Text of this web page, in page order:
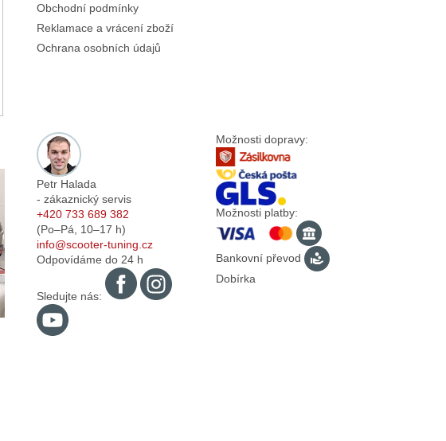
Obchodní podmínky
Reklamace a vrácení zboží
Ochrana osobních údajů
Petr Halada
- zákaznický servis
+420 733 689 382
(Po–Pá, 10–17 h)
info@scooter-tuning.cz
Odpovídáme do 24 h
Sledujte nás:
Možnosti dopravy:
Možnosti platby:
Bankovní převod
Dobírka